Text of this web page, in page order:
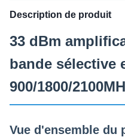
Description de produit
33 dBm
bande sélective
900/1800/
Vue d'ensemble du